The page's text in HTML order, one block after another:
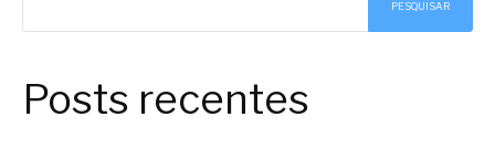
PESQUISAR
Posts recentes